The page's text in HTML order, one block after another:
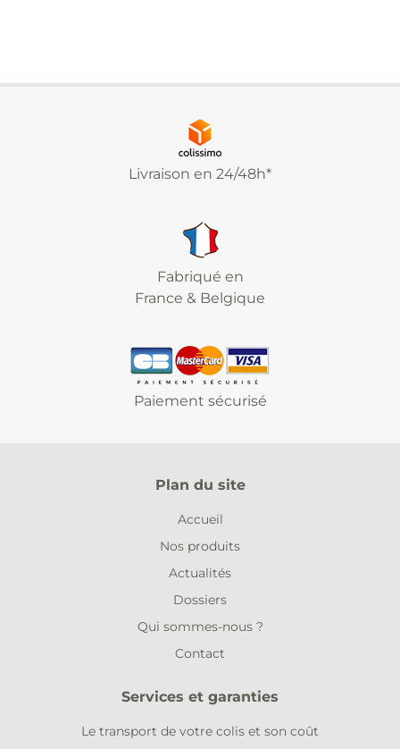
Livraison en 24/48h*
Fabriqué en
France & Belgique
Paiement sécurisé
Plan du site
Accueil
Nos produits
Actualités
Dossiers
Qui sommes-nous ?
Contact
Services et garanties
Le transport de votre colis et son coût